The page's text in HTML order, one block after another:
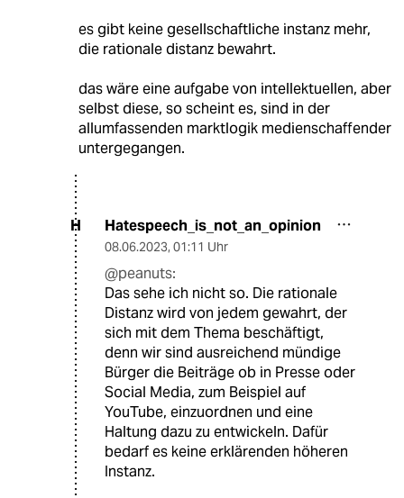
es gibt keine gesellschaftliche instanz mehr,
die rationale distanz bewahrt.
das wäre eine aufgabe von intellektuellen, aber
selbst diese, so scheint es, sind in der
allumfassenden marktlogik medienschaffender
untergegangen.
H Hatespeech_is_not_an_opinion
08.06.2023, 01:11 Uhr
@peanuts:
Das sehe ich nicht so. Die rationale
Distanz wird von jedem gewahrt, der
sich mit dem Thema beschäftigt,
denn wir sind ausreichend mündige
Bürger die Beiträge ob in Presse oder
Social Media, zum Beispiel auf
YouTube, einzuordnen und eine
Haltung dazu zu entwickeln. Dafür
bedarf es keine erklärenden höheren
Instanz.